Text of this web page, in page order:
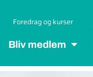
Foredrag og kurser
Bliv medlem